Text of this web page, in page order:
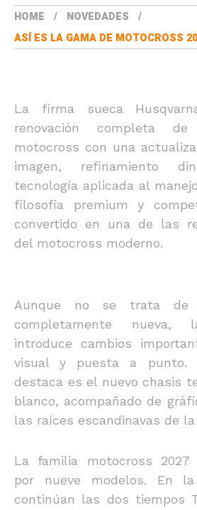
HOME
NOVEDADES
ASÍ ES LA GAMA DE MOTOCROSS
La firma sueca
renovación completa
motocross con una
imagen, refinamiento
tecnología aplicada al
filosofía premium y
convertido en una de las
del motocross moderno.
Aunque no se trata de
completamente nueva,
introduce cambios
visual y puesta a punto.
destaca es el nuevo chasis
blanco, acompañado de
las raíces escandinavas de
La familia motocross 2027
por nueve modelos. En
continúan las dos tiempos